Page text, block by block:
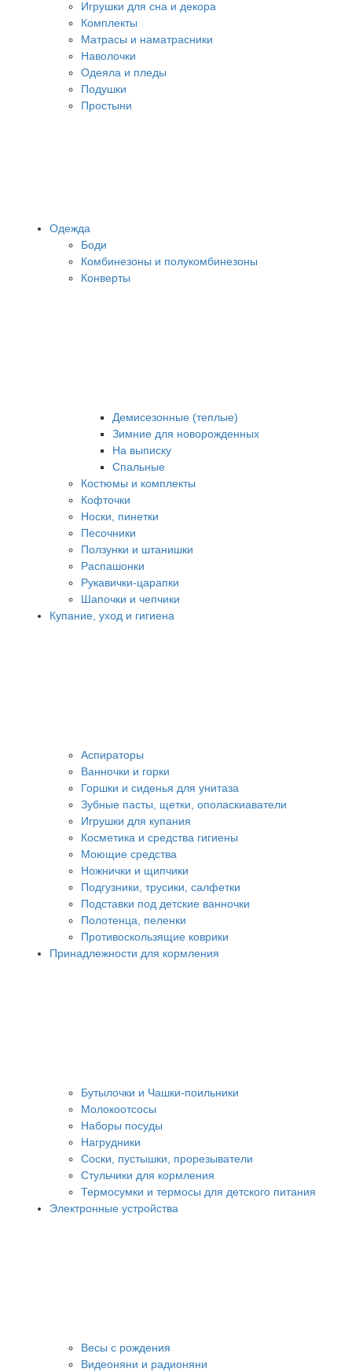
Игрушки для сна и декора
Комплекты
Матрасы и наматрасники
Наволочки
Одеяла и пледы
Подушки
Простыни
Одежда
Боди
Комбинезоны и полукомбинезоны
Конверты
Демисезонные (теплые)
Зимние для новорожденных
На выписку
Спальные
Костюмы и комплекты
Кофточки
Носки, пинетки
Песочники
Ползунки и штанишки
Распашонки
Рукавички-царапки
Шапочки и чепчики
Купание, уход и гигиена
Аспираторы
Ванночки и горки
Горшки и сиденья для унитаза
Зубные пасты, щетки, ополаскиаватели
Игрушки для купания
Косметика и средства гигиены
Моющие средства
Ножнички и щипчики
Подгузники, трусики, салфетки
Подставки под детские ванночки
Полотенца, пеленки
Противоскользящие коврики
Принадлежности для кормления
Бутылочки и Чашки-поильники
Молокоотсосы
Наборы посуды
Нагрудники
Соски, пустышки, прорезыватели
Стульчики для кормления
Термосумки и термосы для детского питания
Электронные устройства
Весы с рождения
Видеоняни и радионяни